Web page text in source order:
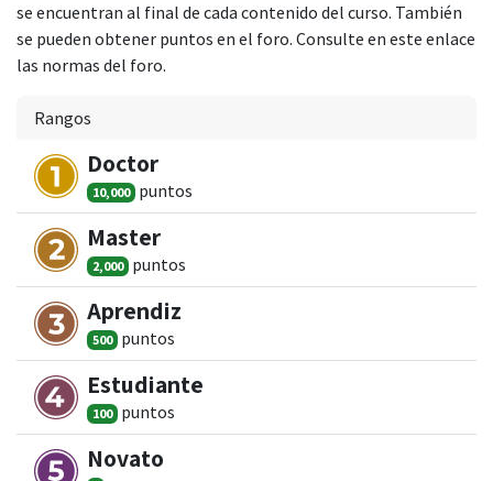
se encuentran al final de cada contenido del curso. También
se pueden obtener puntos en el foro. Consulte en este enlace
las normas del foro.
Rangos
Doctor
10,000 puntos
Master
2,000 puntos
Aprendiz
500 puntos
Estudiante
100 puntos
Novato